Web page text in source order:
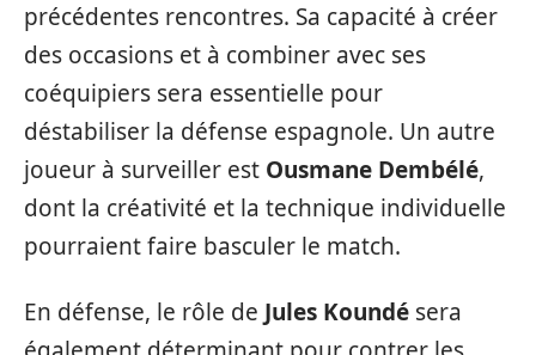
précédentes rencontres. Sa capacité à créer
des occasions et à combiner avec ses
coéquipiers sera essentielle pour
déstabiliser la défense espagnole. Un autre
joueur à surveiller est Ousmane Dembélé,
dont la créativité et la technique individuelle
pourraient faire basculer le match.
En défense, le rôle de Jules Koundé sera